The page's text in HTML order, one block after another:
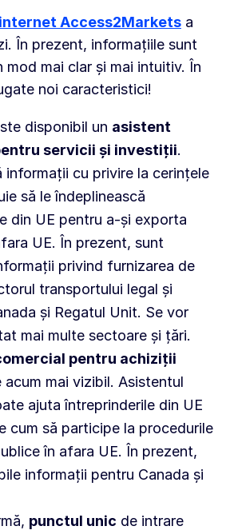
internet Access2Markets a
În prezent, informațiile sunt
mod mai clar și mai intuitiv. În
noi caracteristici!
disponibil un asistent
servicii și investiții.
informații cu privire la cerințele
să le îndeplinească
din UE pentru a-și exporta
UE. În prezent, sunt
privind furnizarea de
transportului legal și
și Regatul Unit. Se vor
mai multe sectoare și țări.
pentru achiziții
acum mai vizibil. Asistentul
ajuta întreprinderile din UE
cum să participe la procedurile
în afara UE. În prezent,
informații pentru Canada și
punctul unic de intrare